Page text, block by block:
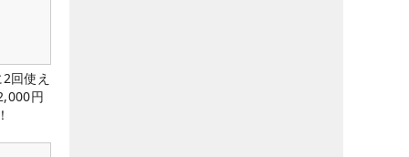
回使え
円